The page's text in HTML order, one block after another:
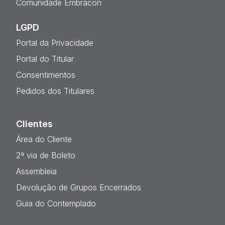
Comunidade Embracon
LGPD
Portal da Privacidade
Portal do Titular
Consentimentos
Pedidos dos Titulares
Clientes
Área do Cliente
2ª via de Boleto
Assembleia
Devolução de Grupos Encerrados
Guia do Contemplado